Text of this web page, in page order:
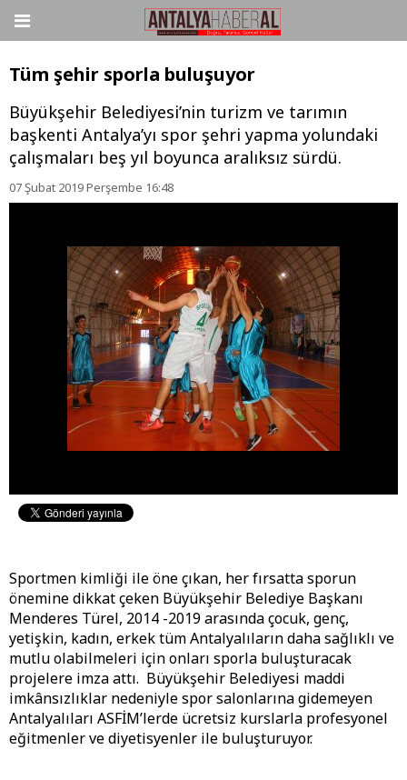
Tüm şehir sporla buluşuyor
Büyükşehir Belediyesi’nin turizm ve tarımın
başkenti Antalya’yı spor şehri yapma yolundaki
çalışmaları beş yıl boyunca aralıksız sürdü.
07 Şubat 2019 Perşembe 16:48
Sportmen kimliği ile öne çıkan, her fırsatta sporun
önemine dikkat çeken Büyükşehir Belediye Başkanı
Menderes Türel, 2014 -2019 arasında çocuk, genç,
yetişkin, kadın, erkek tüm Antalyalıların daha sağlıklı ve
mutlu olabilmeleri için onları sporla buluşturacak
projelere imza attı. Büyükşehir Belediyesi maddi
imkânsızlıklar nedeniyle spor salonlarına gidemeyen
Antalyalıları ASFİM’lerde ücretsiz kurslarla profesyonel
eğitmenler ve diyetisyenler ile buluşturuyor.